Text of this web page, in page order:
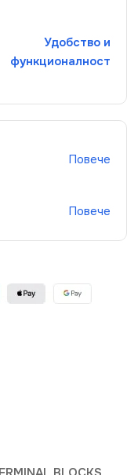
Удобство и
функционалност
Повече
Повече